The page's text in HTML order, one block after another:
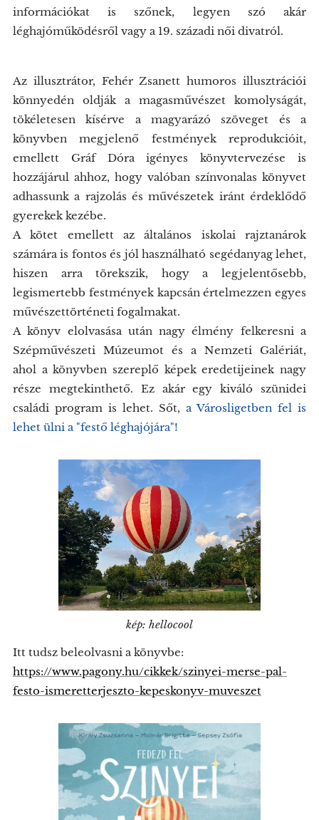
információkat is szőnek, legyen szó akár
léghajóműködésről vagy a 19. századi női divatról.
Az illusztrátor, Fehér Zsanett humoros illusztrációi
könnyedén oldják a magasművészet komolyságát,
tökéletesen kísérve a magyarázó szöveget és a
könyvben megjelenő festmények reprodukcióit,
emellett Gráf Dóra igényes könyvtervezése is
hozzájárul ahhoz, hogy valóban színvonalas könyvet
adhassunk a rajzolás és művészetek iránt érdeklődő
gyerekek kezébe.
A kötet emellett az általános iskolai rajztanárok
számára is fontos és jól használható segédanyag lehet,
hiszen arra törekszik, hogy a legjelentősebb,
legismertebb festmények kapcsán értelmezzen egyes
művészettörténeti fogalmakat.
A könyv elolvasása után nagy élmény felkeresni a
Szépművészeti Múzeumot és a Nemzeti Galériát,
ahol a könyvben szereplő képek eredetijeinek nagy
része megtekinthető. Ez akár egy kiváló szünidei
családi program is lehet. Sőt, a Városligetben fel is
lehet ülni a "festő léghajójára"!
kép: hellocool
Itt tudsz beleolvasni a könyvbe:
https://www.pagony.hu/cikkek/szinyei-merse-pal-
festo-ismeretterjeszto-kepeskonyv-muveszet